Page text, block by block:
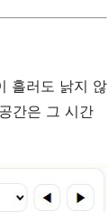
흘러도 낡지 않
간은 그 시간